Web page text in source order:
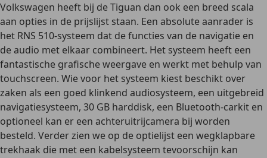
Volkswagen heeft bij de Tiguan dan ook een breed scala
aan opties in de prijslijst staan. Een absolute aanrader is
het RNS 510-systeem dat de functies van de navigatie en
de audio met elkaar combineert. Het systeem heeft een
fantastische grafische weergave en werkt met behulp van
touchscreen. Wie voor het systeem kiest beschikt over
zaken als een goed klinkend audiosysteem, een uitgebreid
navigatiesysteem, 30 GB harddisk, een Bluetooth-carkit en
optioneel kan er een achteruitrijcamera bij worden
besteld. Verder zien we op de optielijst een wegklapbare
trekhaak die met een kabelsysteem tevoorschijn kan